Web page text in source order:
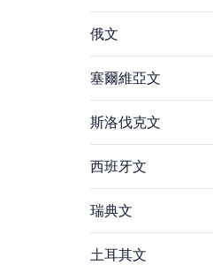
俄文
塞爾維亞文
斯洛伐克文
西班牙文
瑞典文
土耳其文